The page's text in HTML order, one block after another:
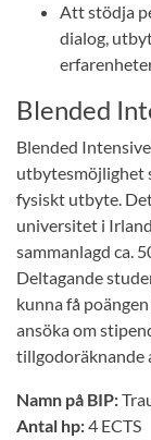
Att stödja
dialog,
Blended
Blended
utbytesmöjlighet
fysiskt utbyte.
universitet i
sammanlagd ca.
Deltagande
kunna få
ansöka om
tillgodoräknande
Namn på BIP:
Antal hp:4 ECTS